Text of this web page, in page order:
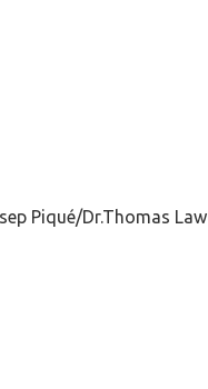
Piqué/Dr.Thomas Law